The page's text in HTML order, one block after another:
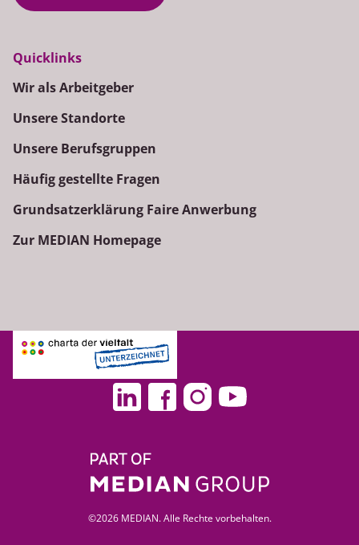
Quicklinks
Wir als Arbeitgeber
Unsere Standorte
Unsere Berufsgruppen
Häufig gestellte Fragen
Grundsatzerklärung Faire Anwerbung
Zur MEDIAN Homepage
©2026 MEDIAN. Alle Rechte vorbehalten.